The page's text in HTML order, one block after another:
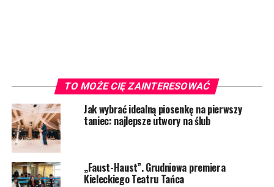
TO MOŻE CIĘ ZAINTERESOWAĆ
Jak wybrać idealną piosenkę na pierwszy
taniec: najlepsze utwory na ślub
„Faust-Haust”. Grudniowa premiera
Kieleckiego Teatru Tańca